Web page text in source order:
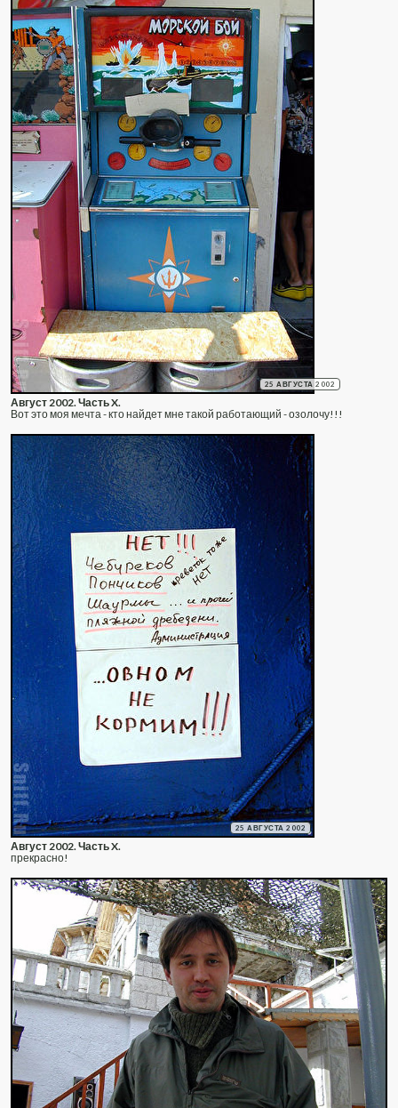
25 АВГУСТА 2002
Август 2002. Часть X.
Вот это моя мечта - кто найдет мне такой работающий - озолочу!!!
25 АВГУСТА 2002
Август 2002. Часть X.
прекрасно!